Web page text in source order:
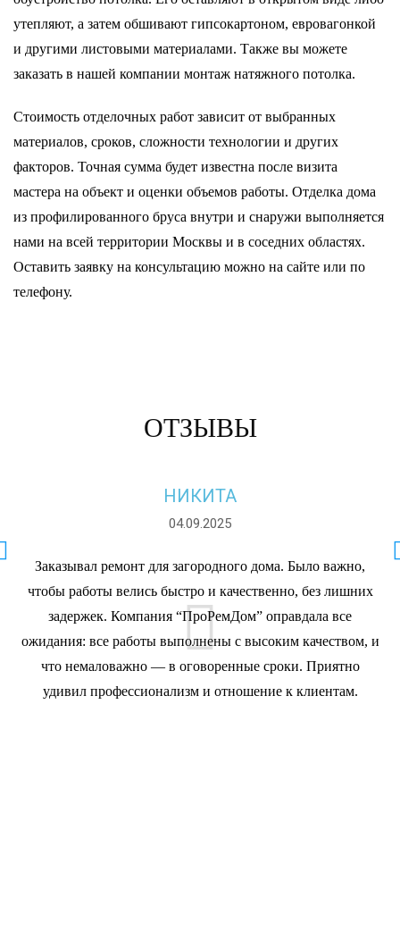
утепляют, а затем обшивают гипсокартоном, евровагонкой
и другими листовыми материалами. Также вы можете
заказать в нашей компании монтаж натяжного потолка.
Стоимость отделочных работ зависит от выбранных
материалов, сроков, сложности технологии и других
факторов. Точная сумма будет известна после визита
мастера на объект и оценки объемов работы. Отделка дома
из профилированного бруса внутри и снаружи выполняется
нами на всей территории Москвы и в соседних областях.
Оставить заявку на консультацию можно на сайте или по
телефону.
ОТЗЫВЫ
НИКИТА
04.09.2025
Заказывал ремонт для загородного дома. Было важно,
чтобы работы велись быстро и качественно, без лишних
задержек. Компания “ПроРемДом” оправдала все
ожидания: все работы выполнены с высоким качеством, и
что немаловажно — в оговоренные сроки. Приятно
удивил профессионализм и отношение к клиентам.